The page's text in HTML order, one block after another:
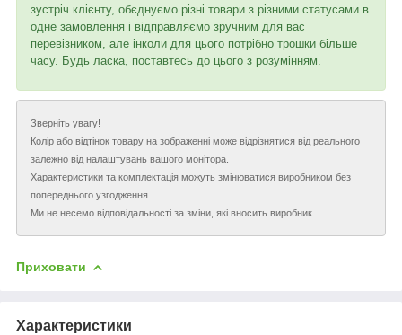
зустріч клієнту, обєднуємо різні товари з різними статусами в
одне замовлення і відправляємо зручним для вас
перевізником, але інколи для цього потрібно трошки більше
часу. Будь ласка, поставтесь до цього з розумінням.
Зверніть увагу!
Колір або відтінок товару на зображенні може відрізнятися від реального
залежно від налаштувань вашого монітора.
Характеристики та комплектація можуть змінюватися виробником без
попереднього узгодження.
Ми не несемо відповідальності за зміни, які вносить виробник.
Приховати
Характеристики